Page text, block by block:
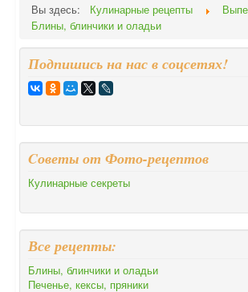
Вы здесь:
Кулинарные рецепты
Блины, блинчики и оладьи
Подпишись на нас в соцсетях!
Cоветы от Фото-рецептов
Кулинарные секреты
Все рецепты:
Блины, блинчики и оладьи
Печенье, кексы, пряники